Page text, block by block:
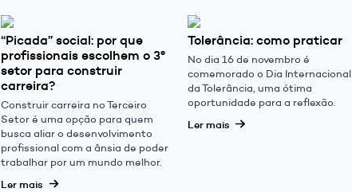
“Picada” social: por que
profissionais escolhem o 3º
setor para construir
carreira?
Construir carreira no Terceiro
Setor é uma opção para quem
busca aliar o desenvolvimento
profissional com a ânsia de poder
trabalhar por um mundo melhor.
Ler mais
Tolerância: como praticar
No dia 16 de novembro é
comemorado o Dia Internacional
da Tolerância, uma ótima
oportunidade para a reflexão.
Ler mais